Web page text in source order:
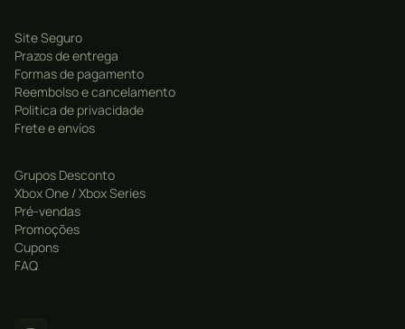
Site Seguro
Prazos de entrega
Formas de pagamento
Reembolso e cancelamento
Politica de privacidade
Frete e envíos
Grupos Desconto
Xbox One / Xbox Series
Pré-vendas
Promoções
Cupons
FAQ